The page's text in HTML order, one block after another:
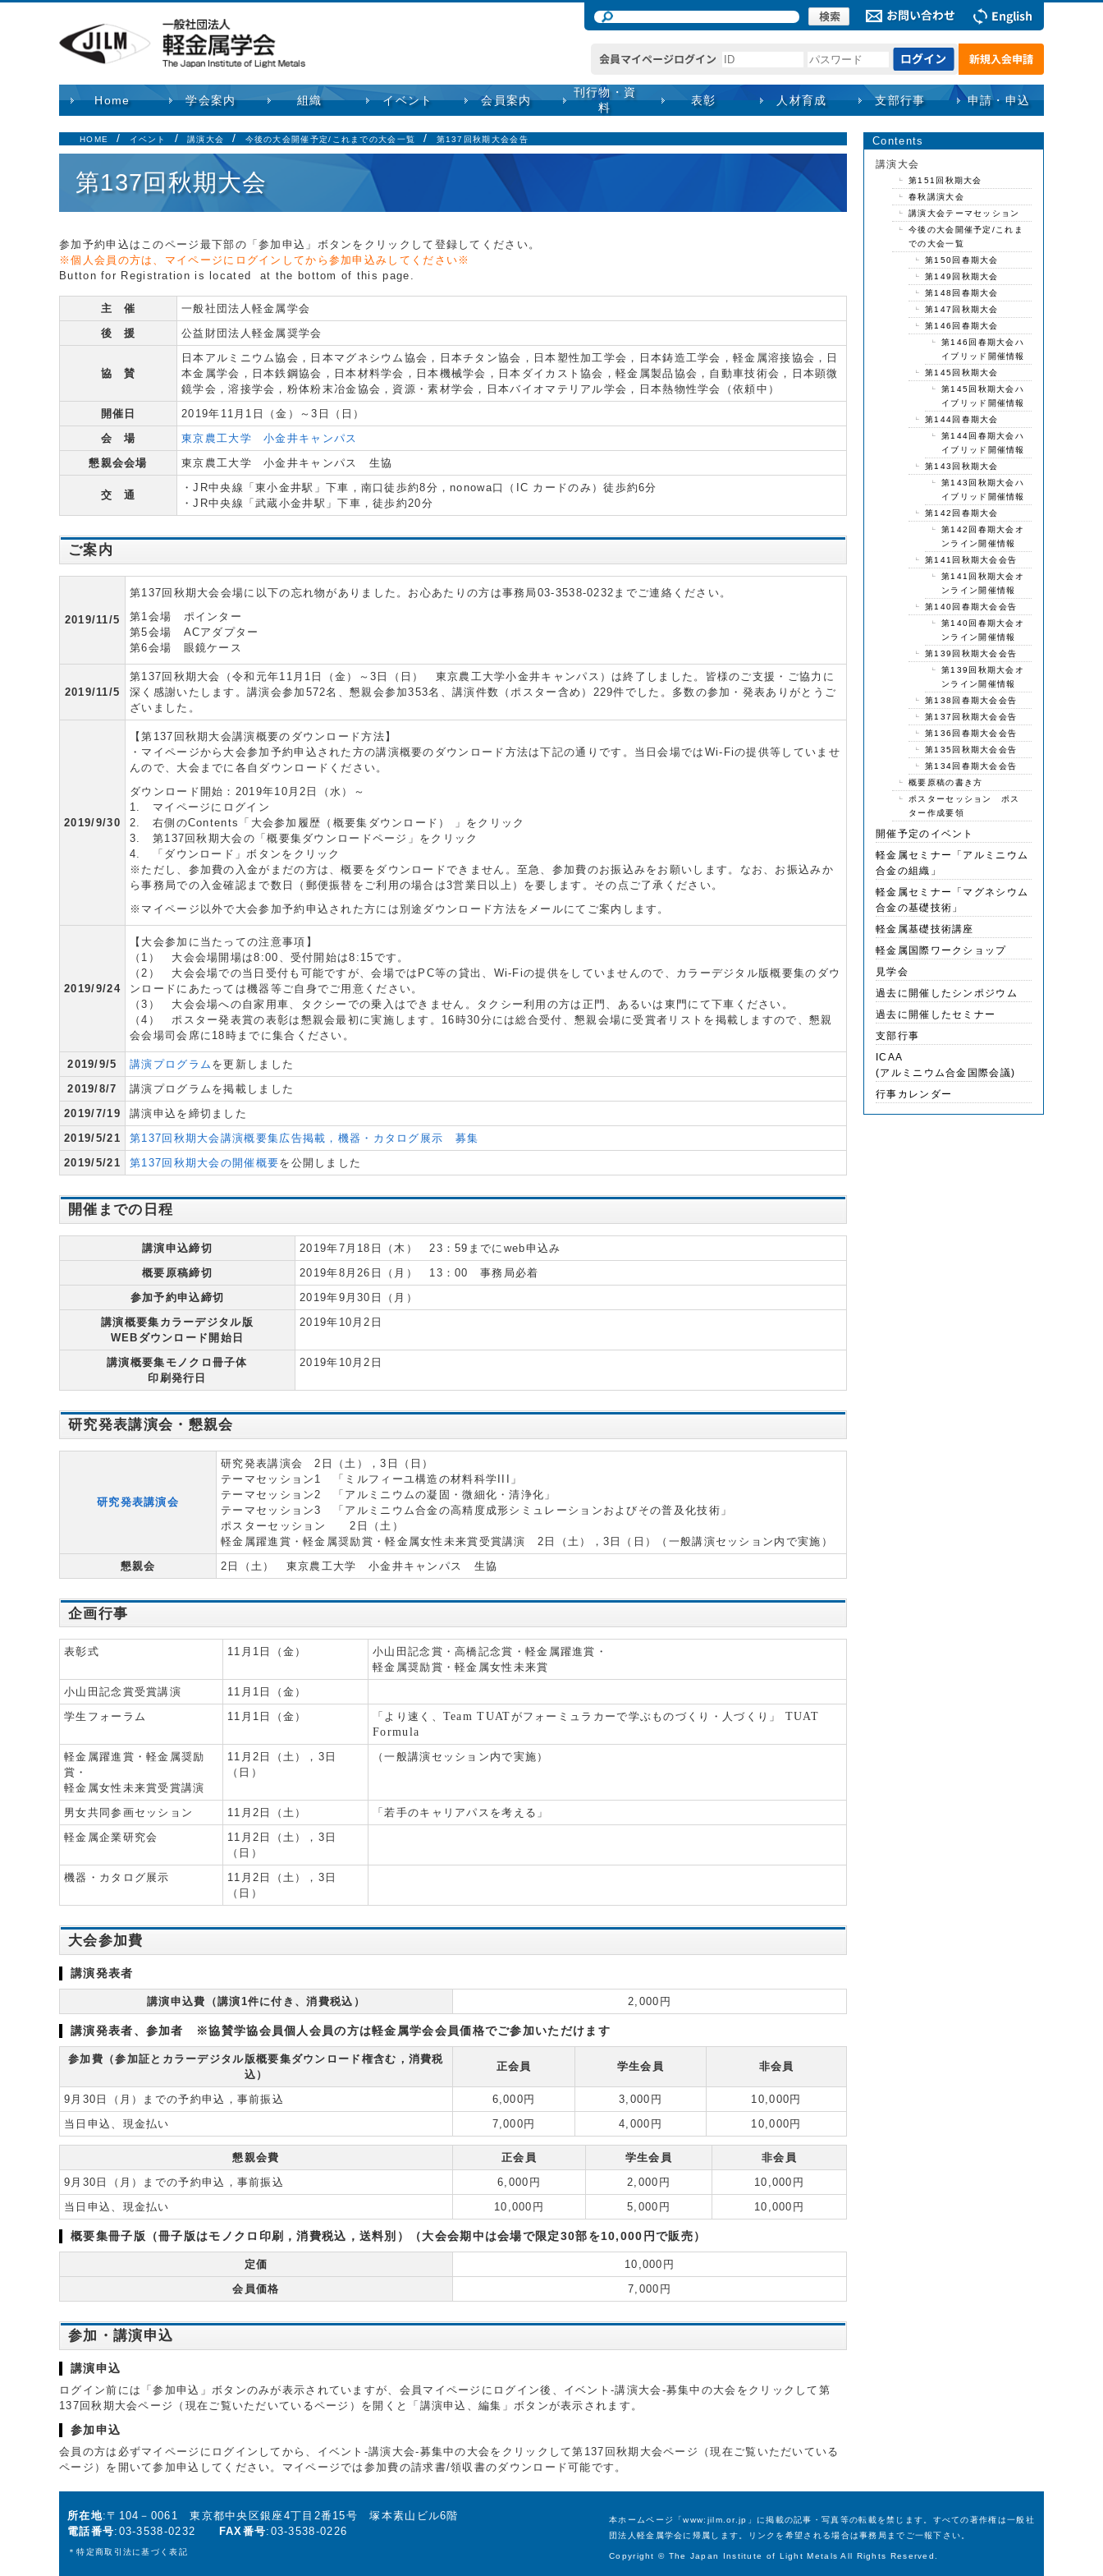
Home 学会案内 組織 イベント 会員案内
刊行物・資
料
表彰 人材育成 支部行事 申請・申込
HOME イベント 講演大会 今後の大会開催予定/これまでの大会一覧 第137回秋期大会会告
第137回秋期大会
参加予約申込はこのページ最下部の「参加申込」ボタンをクリックして登録してください。
※個人会員の方は、マイページにログインしてから参加申込みしてください※
Button for Registration is located at the bottom of this page.
主 催
一般社団法人軽金属学会
後 援
公益財団法人軽金属奨学会
協 賛
日本アルミニウム協会，日本マグネシウム協会，日本チタン協会，日本塑性加工学会，日本鋳造工学会，軽金属溶接協会，日
本金属学会，日本鉄鋼協会，日本材料学会，日本機械学会，日本ダイカスト協会，軽金属製品協会，自動車技術会，日本顕微
鏡学会，溶接学会，粉体粉末冶金協会，資源・素材学会，日本バイオマテリアル学会，日本熱物性学会（依頼中）
開催日
2019年11月1日（金）～3日（日）
会 場
東京農工大学 小金井キャンパス
懇親会会場
東京農工大学 小金井キャンパス 生協
交 通
・JR中央線「東小金井駅」下車，南口徒歩約8分，nonowa口（IC カードのみ）徒歩約6分
・JR中央線「武蔵小金井駅」下車，徒歩約20分
ご案内
2019/11/5
第137回秋期大会会場に以下の忘れ物がありました。お心あたりの方は事務局03-3538-0232までご連絡ください。
第1会場 ポインター
第5会場 ACアダプター
第6会場 眼鏡ケース
2019/11/5
第137回秋期大会（令和元年11月1日（金）～3日（日） 東京農工大学小金井キャンパス）は終了しました。皆様のご支援・ご協力に
深く感謝いたします。講演会参加572名、懇親会参加353名、講演件数（ポスター含め）229件でした。多数の参加・発表ありがとうご
ざいました。
2019/9/30
【第137回秋期大会講演概要のダウンロード方法】
・マイページから大会参加予約申込された方の講演概要のダウンロード方法は下記の通りです。当日会場ではWi-Fiの提供等していませ
んので、大会までに各自ダウンロードください。
ダウンロード開始：2019年10月2日（水）～
1. マイページにログイン
2. 右側のContents「大会参加履歴（概要集ダウンロード） 」をクリック
3. 第137回秋期大会の「概要集ダウンロードページ」をクリック
4. 「ダウンロード」ボタンをクリック
※ただし、参加費の入金がまだの方は、概要をダウンロードできません。至急、参加費のお振込みをお願いします。なお、お振込みか
ら事務局での入金確認まで数日（郵便振替をご利用の場合は3営業日以上）を要します。その点ご了承ください。
※マイページ以外で大会参加予約申込された方には別途ダウンロード方法をメールにてご案内します。
2019/9/24
【大会参加に当たっての注意事項】
（1） 大会会場開場は8:00、受付開始は8:15です。
（2） 大会会場での当日受付も可能ですが、会場ではPC等の貸出、Wi-Fiの提供をしていませんので、カラーデジタル版概要集のダウ
ンロードにあたっては機器等ご自身でご用意ください。
（3） 大会会場への自家用車、タクシーでの乗入はできません。タクシー利用の方は正門、あるいは東門にて下車ください。
（4） ポスター発表賞の表彰は懇親会最初に実施します。16時30分には総合受付、懇親会場に受賞者リストを掲載しますので、懇親
会会場司会席に18時までに集合ください。
2019/9/5 講演プログラム を更新しました
2019/8/7
講演プログラムを掲載しました
2019/7/19
講演申込を締切ました
2019/5/21
第137回秋期大会講演概要集広告掲載，機器・カタログ展示 募集
2019/5/21
第137回秋期大会の開催概要を公開しました
開催までの日程
講演申込締切
2019年7月18日（木） 23：59までにweb申込み
概要原稿締切
2019年8月26日（月） 13：00 事務局必着
参加予約申込締切
2019年9月30日（月）
講演概要集カラーデジタル版
WEBダウンロード開始日
2019年10月2日
講演概要集モノクロ冊子体
印刷発行日
2019年10月2日
研究発表講演会・懇親会
研究発表講演会
研究発表講演会 2日（土），3日（日）
テーマセッション1 「ミルフィーユ構造の材料科学III」
テーマセッション2 「アルミニウムの凝固・微細化・清浄化」
テーマセッション3 「アルミニウム合金の高精度成形シミュレーションおよびその普及化技術」
ポスターセッション 2日（土）
軽金属躍進賞・軽金属奨励賞・軽金属女性未来賞受賞講演 2日（土），3日（日）（一般講演セッション内で実施）
懇親会
2日（土） 東京農工大学 小金井キャンパス 生協
企画行事
表彰式 11月1日（金）
小山田記念賞・高橋記念賞・軽金属躍進賞・
軽金属奨励賞・軽金属女性未来賞
小山田記念賞受賞講演
11月1日（金）
学生フォーラム
11月1日（金） 「より速く、 Team TUATがフォーミュラカーで学ぶものづくり・人づくり」
TUAT
Formula
軽金属躍進賞・軽金属奨励
賞・
軽金属女性未来賞受賞講演
11月2日（土），3日
（日）
（一般講演セッション内で実施）
男女共同参画セッション 11月2日（土）
「若手のキャリアパスを考える」
軽金属企業研究会
11月2日（土），3日
（日）
機器・カタログ展示
11月2日（土），3日
（日）
大会参加費
講演発表者
講演申込費（講演1件に付き、消費税込） 2,000円
講演発表者、参加者 ※協賛学協会員個人会員の方は軽金属学会会員価格でご参加いただけます
参加費（参加証とカラーデジタル版概要集ダウンロード権含む，消費税
込）
正会員 学生会員 非会員
9月30日（月）までの予約申込，事前振込 6,000円 3,000円
10,000円
当日申込、現金払い
7,000円 4,000円 10,000円
懇親会費 正会員 学生会員
非会員
9月30日（月）までの予約申込，事前振込
6,000円 2,000円
10,000円
当日申込、現金払い
10,000円 5,000円 10,000円
概要集冊子版（冊子版はモノクロ印刷，消費税込，送料別）（大会会期中は会場で限定30部を10,000円で販売）
定価
10,000円
会員価格
7,000円
参加・講演申込
講演申込
ログイン前には「参加申込」ボタンのみが表示されていますが、会員マイページにログイン後、イベント-講演大会-募集中の大会をクリックして第
137回秋期大会ページ（現在ご覧いただいているページ）を開くと「講演申込、編集」ボタンが表示されます。
参加申込
会員の方は必ずマイページにログインしてから、イベント-講演大会-募集中の大会をクリックして第137回秋期大会ページ（現在ご覧いただいている
ページ）を開いて参加申込してください。マイページでは参加費の請求書/領収書のダウンロード可能です。
Contents
講演大会
第151回秋期大会
春秋講演大会
講演大会テーマセッション
今後の大会開催予定/これま
での大会一覧
第150回春期大会
第149回秋期大会
第148回春期大会
第147回秋期大会
第146回春期大会
第146回春期大会ハ
イブリッド開催情報
第145回秋期大会
第145回秋期大会ハ
イブリッド開催情報
第144回春期大会
第144回春期大会ハ
イブリッド開催情報
第143回秋期大会
第143回秋期大会ハ
イブリッド開催情報
第142回春期大会
第142回春期大会オ
ンライン開催情報
第141回秋期大会会告
第141回秋期大会オ
ンライン開催情報
第140回春期大会会告
第140回春期大会オ
ンライン開催情報
第139回秋期大会会告
第139回秋期大会オ
ンライン開催情報
第138回春期大会会告
第137回秋期大会会告
第136回春期大会会告
第135回秋期大会会告
第134回春期大会会告
概要原稿の書き方
ポスターセッション ポス
ター作成要領
開催予定のイベント
軽金属セミナー「アルミニウム
合金の組織」
軽金属セミナー「マグネシウム
合金の基礎技術」
軽金属基礎技術講座
軽金属国際ワークショップ
見学会
過去に開催したシンポジウム
過去に開催したセミナー
支部行事
ICAA
(アルミニウム合金国際会議)
行事カレンダー
所在地:〒104－0061 東京都中央区銀座4丁目2番15号 塚本素山ビル6階
電話番号:03-3538-0232 FAX番号:03-3538-0226
＊特定商取引法に基づく表記
本ホームページ「www:jilm.or.jp」に掲載の記事・写真等の転載を禁じます。すべての著作権は一般社
団法人軽金属学会に帰属します。リンクを希望される場合は事務局までご一報下さい。
Copyright © The Japan Institute of Light Metals All Rights Reserved.